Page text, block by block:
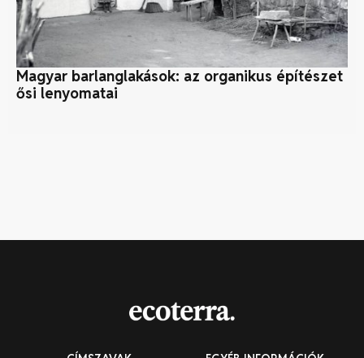
Magyar barlanglakások: az organikus építészet
ősi lenyomatai